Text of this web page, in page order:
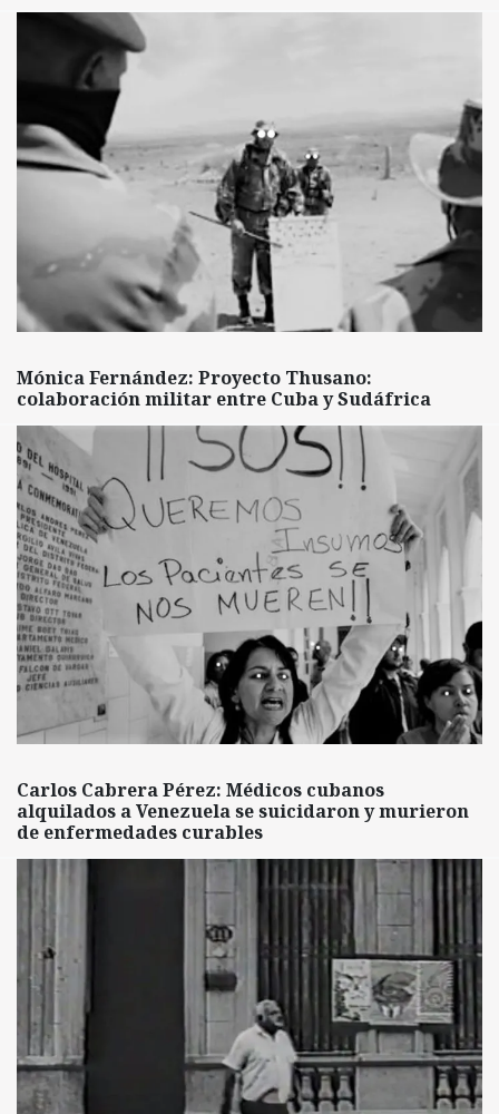
Mónica Fernández: Proyecto Thusano:
colaboración militar entre Cuba y Sudáfrica
Carlos Cabrera Pérez: Médicos cubanos
alquilados a Venezuela se suicidaron y murieron
de enfermedades curables